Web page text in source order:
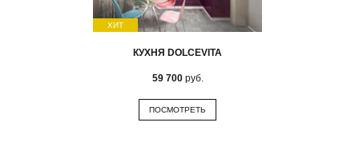
ХИТ
КУХНЯ DOLCEVITA
59 700руб.
ПОСМОТРЕТЬ